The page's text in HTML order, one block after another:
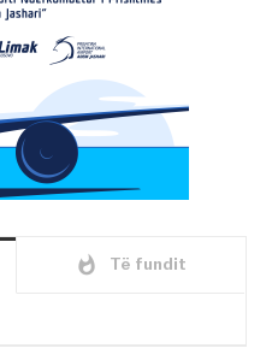
whatshot Të fundit